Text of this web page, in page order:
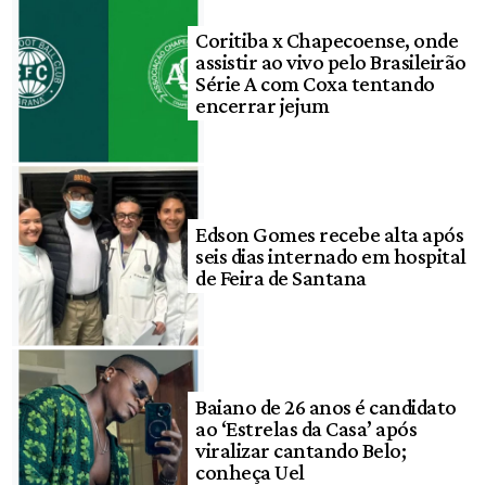
Coritiba x Chapecoense, onde
assistir ao vivo pelo Brasileirão
Série A com Coxa tentando
encerrar jejum
Edson Gomes recebe alta após
seis dias internado em hospital
de Feira de Santana
Baiano de 26 anos é candidato
ao ‘Estrelas da Casa’ após
viralizar cantando Belo;
conheça Uel